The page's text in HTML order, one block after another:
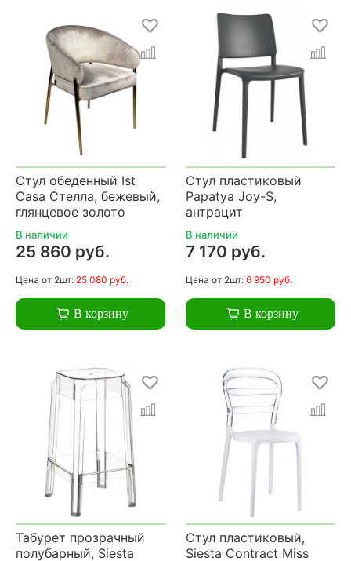
Стул обеденный Ist
Casa Стелла, бежевый,
глянцевое золото
В наличии
25 860 руб.
Цена от 2шт: 25 080 руб.
В корзину
Стул пластиковый
Papatya Joy-S,
антрацит
В наличии
7 170 руб.
Цена от 2шт: 6 950 руб.
В корзину
Табурет прозрачный
полубарный, Siesta
Стул пластиковый,
Siesta Contract Miss